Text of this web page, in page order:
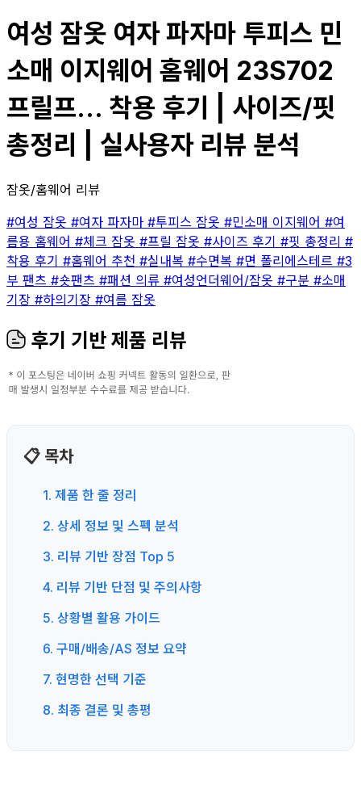
여성 잠옷 여자 파자마 투피스 민
소매 이지웨어 홈웨어 23S702
프릴프... 착용 후기 | 사이즈/핏
총정리 | 실사용자 리뷰 분석
잠옷/홈웨어 리뷰
#여성 잠옷 #여자 파자마 #투피스 잠옷 #민소매 이지웨어 #여
름용 홈웨어 #체크 잠옷 #프릴 잠옷 #사이즈 후기 #핏 총정리 #
착용 후기 #홈웨어 추천 #실내복 #수면복 #면 폴리에스테르 #3
부 팬츠 #숏팬츠 #패션 의류 #여성언더웨어/잠옷 #구분 #소매
기장 #하의기장 #여름 잠옷
후기 기반 제품 리뷰
📋 목차
1. 제품 한 줄 정리
2. 상세 정보 및 스펙 분석
3. 리뷰 기반 장점 Top 5
4. 리뷰 기반 단점 및 주의사항
5. 상황별 활용 가이드
6. 구매/배송/AS 정보 요약
7. 현명한 선택 기준
8. 최종 결론 및 총평